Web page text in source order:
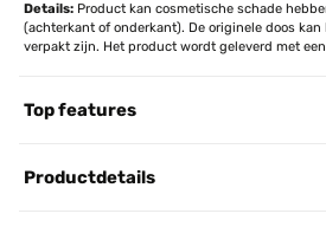
Details: Product kan cosmetische schade
(achterkant of onderkant). De originele doos
verpakt zijn. Het product wordt geleverd met
Top features
Productdetails